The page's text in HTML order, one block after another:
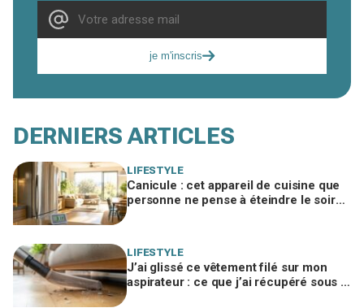
je m'inscris
DERNIERS ARTICLES
LIFESTYLE
Canicule : cet appareil de cuisine que
personne ne pense à éteindre le soir
LIFESTYLE
J’ai glissé ce vêtement filé sur mon
aspirateur : ce que j’ai récupéré sous le